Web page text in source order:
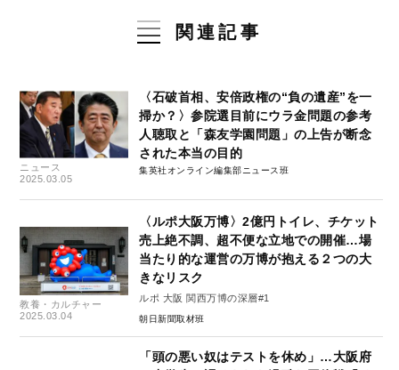
関連記事
ニュース
2025.03.05
〈石破首相、安倍政権の“負の遺産”を一
掃か？〉参院選目前にウラ金問題の参考
人聴取と「森友学園問題」の上告が断念
された本当の目的
集英社オンライン編集部ニュース班
教養・カルチャー
2025.03.04
〈ルポ大阪万博〉2億円トイレ、チケット
売上絶不調、超不便な立地での開催…場
当たり的な運営の万博が抱える２つの大
きなリスク
ルポ 大阪 関西万博の深層#1
朝日新聞取材班
「頭の悪い奴はテストを休め」…大阪府